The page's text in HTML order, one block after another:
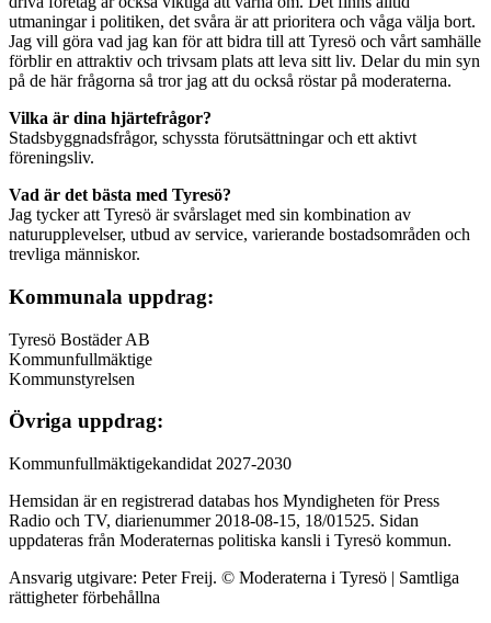
utmaningar i politiken, det svåra är att prioritera och våga välja bort.
Jag vill göra vad jag kan för att bidra till att Tyresö och vårt samhälle
förblir en attraktiv och trivsam plats att leva sitt liv. Delar du min syn
på de här frågorna så tror jag att du också röstar på moderaterna.
Vilka är dina hjärtefrågor?
Stadsbyggnadsfrågor, schyssta förutsättningar och ett aktivt
föreningsliv.
Vad är det bästa med Tyresö?
Jag tycker att Tyresö är svårslaget med sin kombination av
naturupplevelser, utbud av service, varierande bostadsområden och
trevliga människor.
Kommunala uppdrag:
Tyresö Bostäder AB
Kommunfullmäktige
Kommunstyrelsen
Övriga uppdrag:
Kommunfullmäktigekandidat 2027-2030
Hemsidan är en registrerad databas hos Myndigheten för Press
Radio och TV, diarienummer 2018-08-15, 18/01525. Sidan
uppdateras från Moderaternas politiska kansli i Tyresö kommun.
Ansvarig utgivare: Peter Freij. © Moderaterna i Tyresö | Samtliga
rättigheter förbehållna